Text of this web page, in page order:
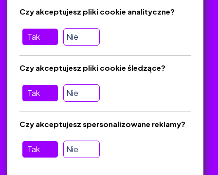
Regulamin
O platformie
Baza materiałów dydaktycznych
Jak zostać autorem
FAQ
wiadomość nie trafiła do folderu SPAM)
Tak Nie
Czy akceptujesz pliki cookie analityczne?
Tak Nie
Czy akceptujesz pliki cookie śledzące?
Tak Nie
Czy akceptujesz spersonalizowane reklamy?